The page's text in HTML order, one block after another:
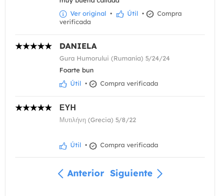
Ver original • Útil •
Compra
verificada
DANIELA
Gura Humorului (Rumanía) 5/24/24
Foarte bun
Útil • Compra verificada
ΕΥΗ
Μυτιλήνη (Grecia) 5/8/22
Útil • Compra verificada
Anterior Siguiente